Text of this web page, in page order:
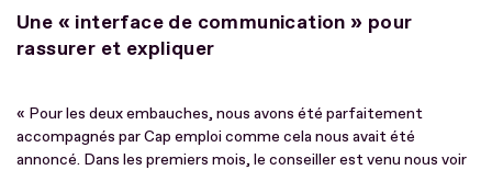
Une « interface de communication » pour
rassurer et expliquer
« Pour les deux embauches, nous avons été parfaitement
accompagnés par Cap emploi comme cela nous avait été
annoncé. Dans les premiers mois, le conseiller est venu nous voir